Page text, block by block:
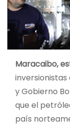
Maracaibo,
inversionistas
y Gobierno
que el
país